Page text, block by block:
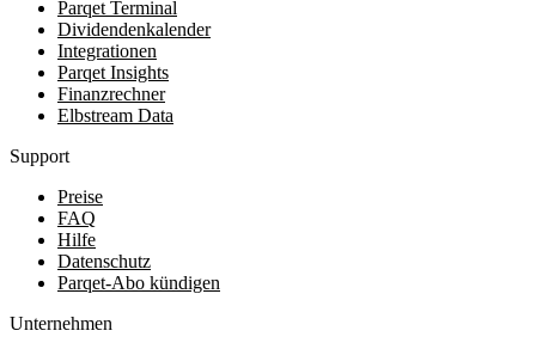
Parqet Terminal
Dividendenkalender
Integrationen
Parqet Insights
Finanzrechner
Elbstream Data
Support
Preise
FAQ
Hilfe
Datenschutz
Parqet-Abo kündigen
Unternehmen